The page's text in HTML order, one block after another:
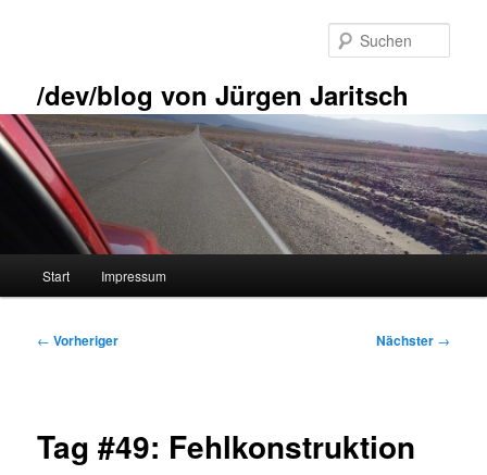
/dev/blog von Jürgen Jaritsch
Start Impressum
Beitragsnavigation
← Vorheriger Nächster →
Tag #49: Fehlkonstruktion